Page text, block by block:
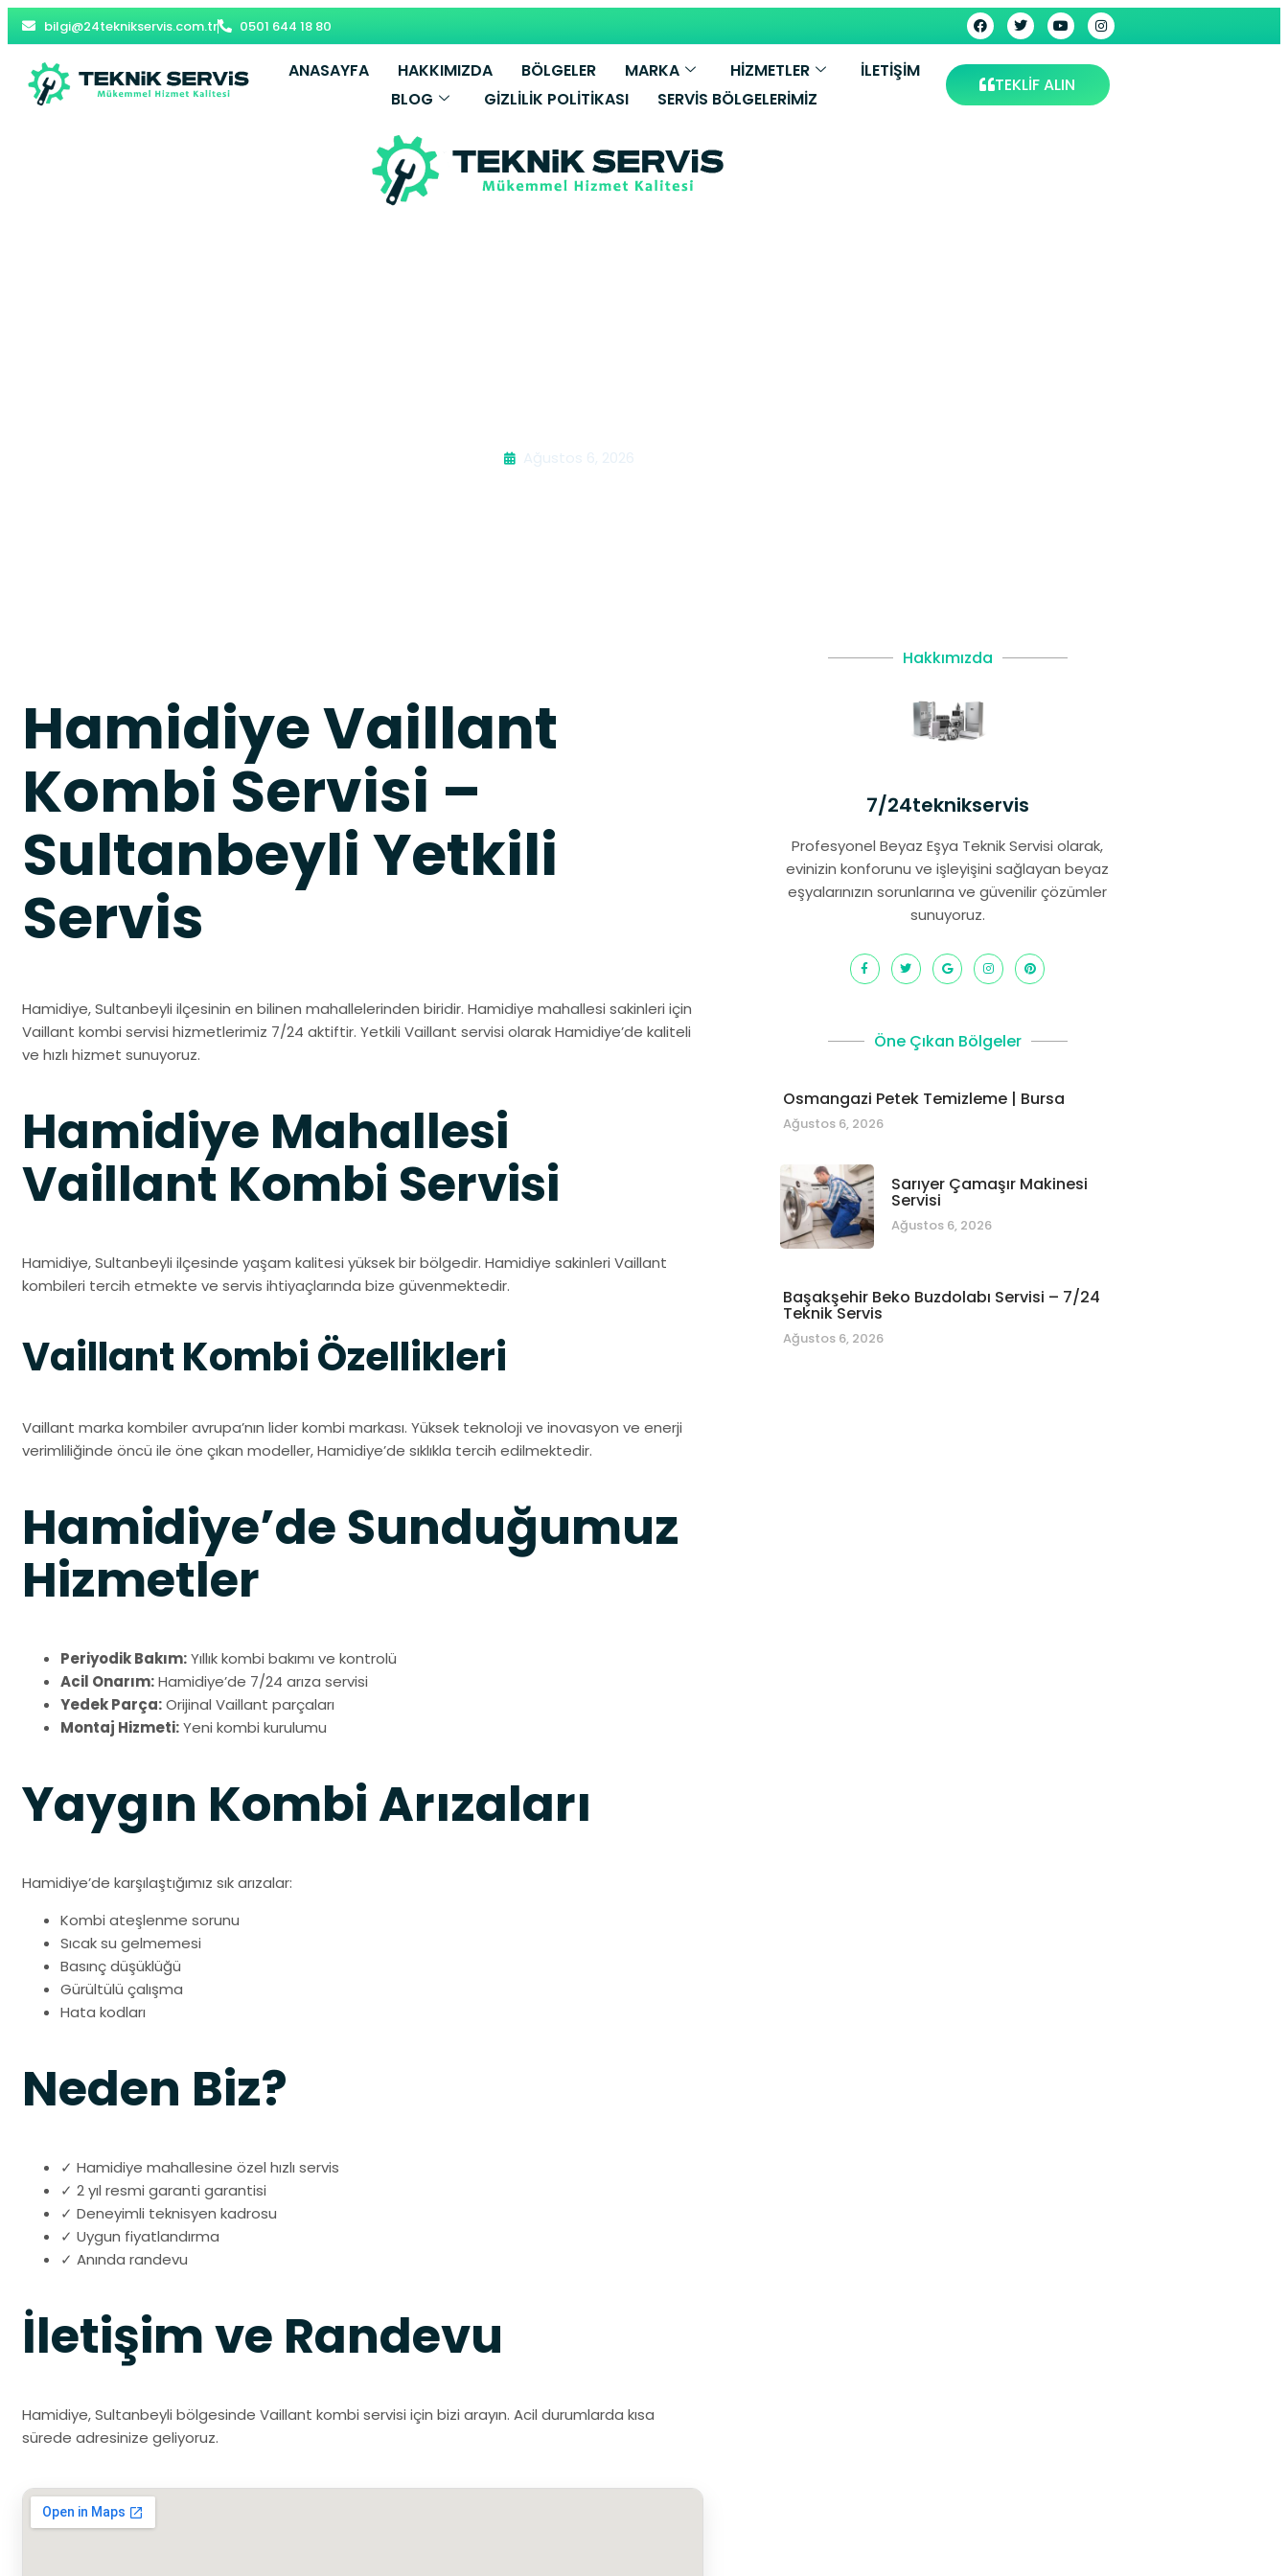
bilgi@24teknikservis.com.tr 0501 644 18 80
ANASAYFA HAKKIMIZDA BÖLGELER MARKA HİZMETLER
İLETIŞIM
BLOG
GIZLILIK POLITIKASI SERVIS BÖLGELERIMIZ
TEKLİF ALIN
Ağustos 6, 2026
Hamidiye Vaillant
Kombi Servisi –
Sultanbeyli Yetkili
Servis
Hamidiye, Sultanbeyli ilçesinin en bilinen mahallelerinden biridir. Hamidiye mahallesi sakinleri için
Vaillant kombi servisi hizmetlerimiz 7/24 aktiftir. Yetkili Vaillant servisi olarak Hamidiye’de kaliteli
ve hızlı hizmet sunuyoruz.
Hamidiye Mahallesi
Vaillant Kombi Servisi
Hamidiye, Sultanbeyli ilçesinde yaşam kalitesi yüksek bir bölgedir. Hamidiye sakinleri Vaillant
kombileri tercih etmekte ve servis ihtiyaçlarında bize güvenmektedir.
Vaillant Kombi Özellikleri
Vaillant marka kombiler avrupa’nın lider kombi markası. Yüksek teknoloji ve inovasyon ve enerji
verimliliğinde öncü ile öne çıkan modeller, Hamidiye’de sıklıkla tercih edilmektedir.
Hamidiye’de Sunduğumuz
Hizmetler
Periyodik Bakım:Yıllık kombi bakımı ve kontrolü
Acil Onarım:Hamidiye’de 7/24 arıza servisi
Yedek Parça:Orijinal Vaillant parçaları
Montaj Hizmeti:Yeni kombi kurulumu
Yaygın Kombi Arızaları
Hamidiye’de karşılaştığımız sık arızalar:
Kombi ateşlenme sorunu
Sıcak su gelmemesi
Basınç düşüklüğü
Gürültülü çalışma
Hata kodları
Neden Biz?
✓ Hamidiye mahallesine özel hızlı servis
✓ 2 yıl resmi garanti garantisi
✓ Deneyimli teknisyen kadrosu
✓ Uygun fiyatlandırma
✓ Anında randevu
İletişim ve Randevu
Hamidiye, Sultanbeyli bölgesinde Vaillant kombi servisi için bizi arayın. Acil durumlarda kısa
sürede adresinize geliyoruz.
Hakkımızda
7/24teknikservis
Profesyonel Beyaz Eşya Teknik Servisi olarak,
evinizin konforunu ve işleyişini sağlayan beyaz
eşyalarınızın sorunlarına ve güvenilir çözümler
sunuyoruz.
Öne Çıkan Bölgeler
Osmangazi Petek Temizleme | Bursa
Ağustos 6, 2026
Sarıyer Çamaşır Makinesi
Servisi
Ağustos 6, 2026
Başakşehir Beko Buzdolabı Servisi – 7/24
Teknik Servis
Ağustos 6, 2026